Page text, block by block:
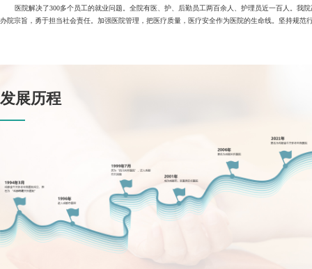
医院解决了300多个员工的就业问题。全院有医、护、后勤员工两百余人、护理员近一百人。我
办院宗旨，勇于担当社会责任。加强医院管理，把医疗质量，医疗安全作为医院的生命线。坚持规
发展历程